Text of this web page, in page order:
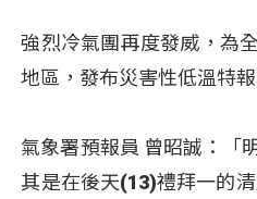
強烈冷氣團再度發威，為
地區，發布災害性低溫特
氣象署預報員 曾昭誠：「
其是在後天(13)禮拜一的